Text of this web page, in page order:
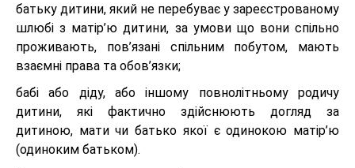
батьку дитини, який не перебуває у зареєстрованому
шлюбі з матір’ю дитини, за умови що вони спільно
проживають, пов’язані спільним побутом, мають
взаємні права та обов’язки;
бабі або діду, або іншому повнолітньому родичу
дитини, які фактично здійснюють догляд за
дитиною, мати чи батько якої є одинокою матір’ю
(одиноким батьком).